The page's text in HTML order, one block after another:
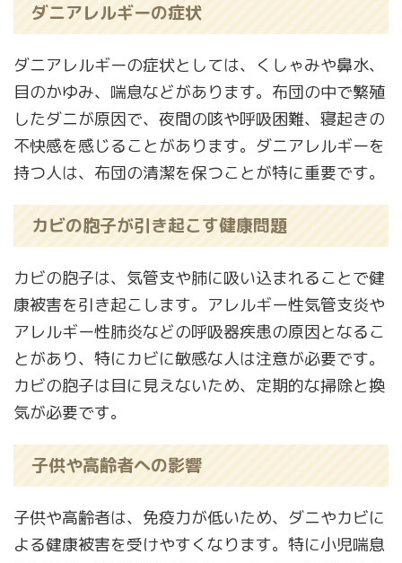
ダニアレルギーの症状
ダニアレルギーの症状としては、くしゃみや鼻水、
目のかゆみ、喘息などがあります。布団の中で繁殖
したダニが原因で、夜間の咳や呼吸困難、寝起きの
不快感を感じることがあります。ダニアレルギーを
持つ人は、布団の清潔を保つことが特に重要です。
カビの胞子が引き起こす健康問題
カビの胞子は、気管支や肺に吸い込まれることで健
康被害を引き起こします。アレルギー性気管支炎や
アレルギー性肺炎などの呼吸器疾患の原因となるこ
とがあり、特にカビに敏感な人は注意が必要です。
カビの胞子は目に見えないため、定期的な掃除と換
気が必要です。
子供や高齢者への影響
子供や高齢者は、免疫力が低いため、ダニやカビに
よる健康被害を受けやすくなります。特に小児喘息